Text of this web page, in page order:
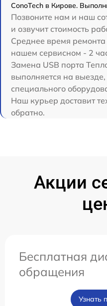
ConoTech в Кирове.
Позвоните нам и наш
и озвучит стоимость
Среднее время ремонта
нашем сервисном - 2
Замена USB порта
выполняется на выезде,
специального
Наш курьер доставит
обратно.
Акции
Бесплатная
обращения
Узнать